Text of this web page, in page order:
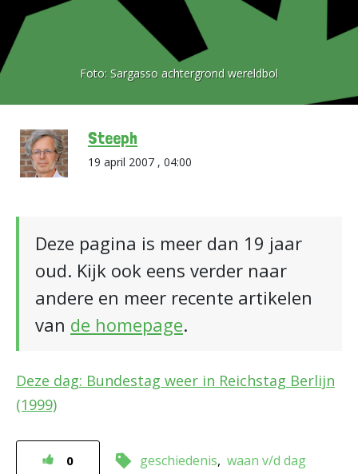
Foto: Sargasso achtergrond wereldbol
Steeph
19 april 2007 , 04:00
Deze pagina is meer dan 19 jaar
oud. Kijk ook eens verder naar
andere en meer recente artikelen
van de homepage.
Deze dag: Bundestag weer in Reichstag Berlijn
(1999)
0 geschiedenis waan v/d dag